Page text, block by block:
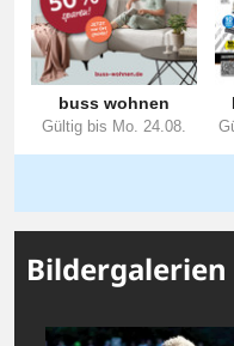
Bildergalerien